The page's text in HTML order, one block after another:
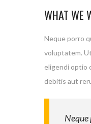
WHAT WE
Neque porro
voluptatem.
eligendi optio
debitis aut